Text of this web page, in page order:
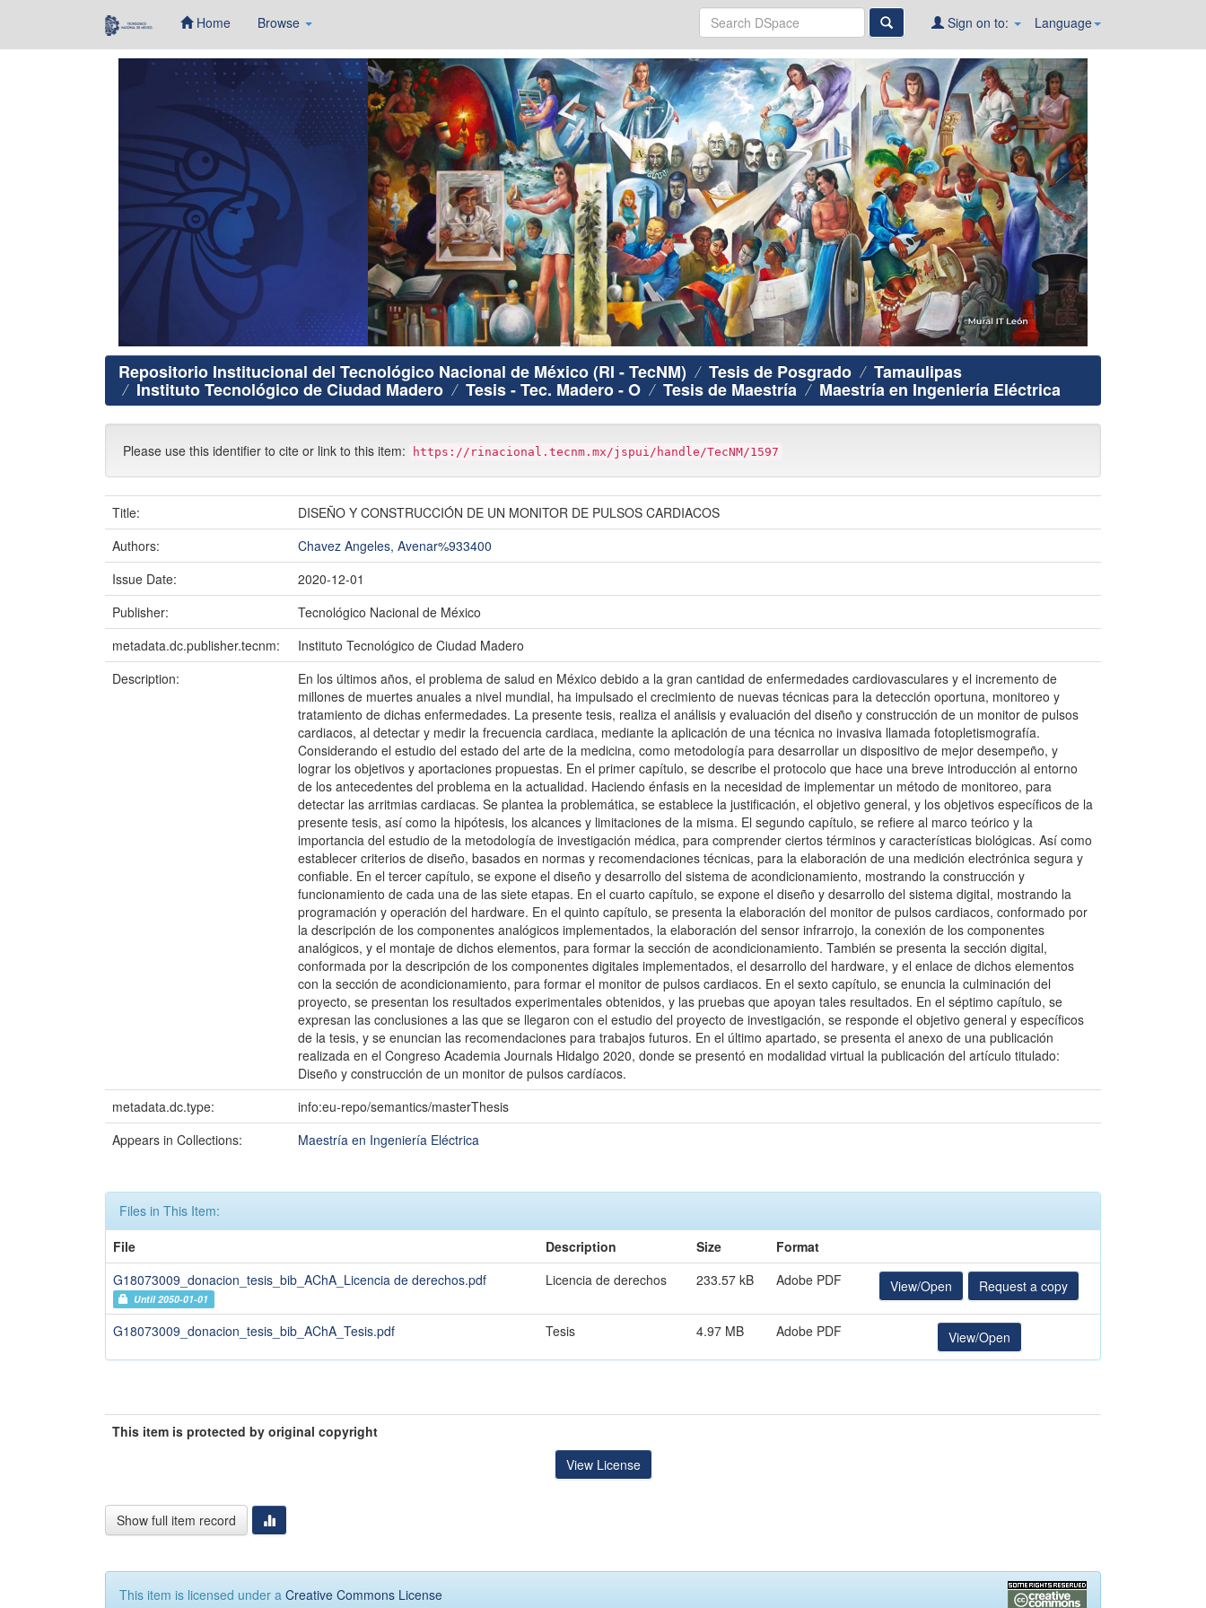
Home Browse Language
Sign on to:
Repositorio Institucional del Tecnológico Nacional de México (RI - TecNM) Tesis de Posgrado Tamaulipas
Instituto Tecnológico de Ciudad Madero Tesis - Tec. Madero - O Tesis de Maestría Maestría en Ingeniería Eléctrica
Please use this identifier to cite or link to this item: https://rinacional.tecnm.mx/jspui/handle/TecNM/1597
Title:
DISEÑO Y CONSTRUCCIÓN DE UN MONITOR DE PULSOS CARDIACOS
Authors:
Chavez Angeles, Avenar%933400
Issue Date:
2020-12-01
Publisher:
Tecnológico Nacional de México
metadata.dc.publisher.tecnm:
Instituto Tecnológico de Ciudad Madero
Description:
En los últimos años, el problema de salud en México debido a la gran cantidad de enfermedades cardiovasculares y el incremento de
millones de muertes anuales a nivel mundial, ha impulsado el crecimiento de nuevas técnicas para la detección oportuna, monitoreo y
tratamiento de dichas enfermedades. La presente tesis, realiza el análisis y evaluación del diseño y construcción de un monitor de pulsos
cardiacos, al detectar y medir la frecuencia cardiaca, mediante la aplicación de una técnica no invasiva llamada fotopletismografía.
Considerando el estudio del estado del arte de la medicina, como metodología para desarrollar un dispositivo de mejor desempeño, y
lograr los objetivos y aportaciones propuestas. En el primer capítulo, se describe el protocolo que hace una breve introducción al entorno
de los antecedentes del problema en la actualidad. Haciendo énfasis en la necesidad de implementar un método de monitoreo, para
detectar las arritmias cardiacas. Se plantea la problemática, se establece la justificación, el objetivo general, y los objetivos específicos de la
presente tesis, así como la hipótesis, los alcances y limitaciones de la misma. El segundo capítulo, se refiere al marco teórico y la
importancia del estudio de la metodología de investigación médica, para comprender ciertos términos y características biológicas. Así como
establecer criterios de diseño, basados en normas y recomendaciones técnicas, para la elaboración de una medición electrónica segura y
confiable. En el tercer capítulo, se expone el diseño y desarrollo del sistema de acondicionamiento, mostrando la construcción y
funcionamiento de cada una de las siete etapas. En el cuarto capítulo, se expone el diseño y desarrollo del sistema digital, mostrando la
programación y operación del hardware. En el quinto capítulo, se presenta la elaboración del monitor de pulsos cardiacos, conformado por
la descripción de los componentes analógicos implementados, la elaboración del sensor infrarrojo, la conexión de los componentes
analógicos, y el montaje de dichos elementos, para formar la sección de acondicionamiento. También se presenta la sección digital,
conformada por la descripción de los componentes digitales implementados, el desarrollo del hardware, y el enlace de dichos elementos
con la sección de acondicionamiento, para formar el monitor de pulsos cardiacos. En el sexto capítulo, se enuncia la culminación del
proyecto, se presentan los resultados experimentales obtenidos, y las pruebas que apoyan tales resultados. En el séptimo capítulo, se
expresan las conclusiones a las que se llegaron con el estudio del proyecto de investigación, se responde el objetivo general y específicos
de la tesis, y se enuncian las recomendaciones para trabajos futuros. En el último apartado, se presenta el anexo de una publicación
realizada en el Congreso Academia Journals Hidalgo 2020, donde se presentó en modalidad virtual la publicación del artículo titulado:
Diseño y construcción de un monitor de pulsos cardíacos.
metadata.dc.type:
info:eu-repo/semantics/masterThesis
Appears in Collections:
Maestría en Ingeniería Eléctrica
Files in This Item:
File
Description Size
Format
G18073009_donacion_tesis_bib_AChA_Licencia de derechos.pdf
Until 2050-01-01
Licencia de derechos 233.57 kB Adobe PDF View/Open Request a copy
G18073009_donacion_tesis_bib_AChA_Tesis.pdf Tesis 4.97 MB Adobe PDF View/Open
This item is protected by original copyright
View License
Show full item record
This item is licensed under a Creative Commons License